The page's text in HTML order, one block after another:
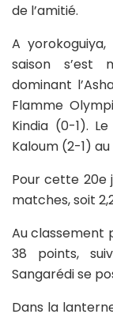
de l’amitié.
A
saison s’est
dominant
Flamme
Kindia (0-1).
Kaloum (2-1)
Pour cette 20e
matches, soit
Au classement
38 points,
Sangarédi se
Dans la